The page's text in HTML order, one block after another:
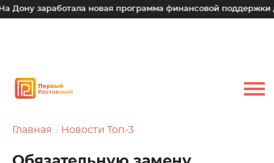
заработала новая программа финансовой поддержки для
Главная Новости Топ-3